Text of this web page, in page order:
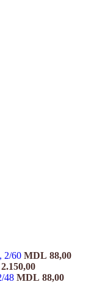
2/60 MDL 88,00
2.150,00
48 MDL 88,00